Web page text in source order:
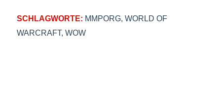
SCHLAGWORTE: MMPORG, WORLD OF
WARCRAFT, WOW